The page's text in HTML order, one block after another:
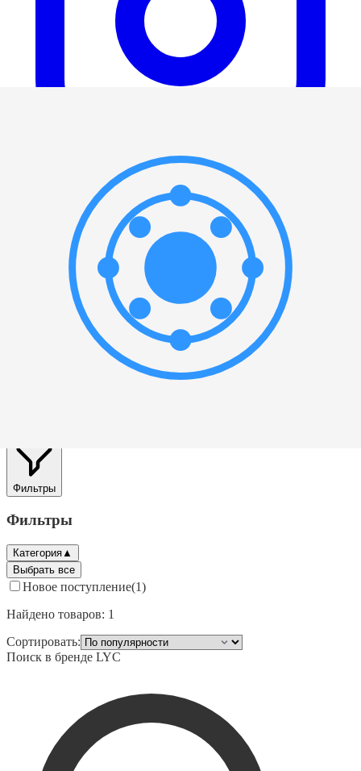
Главная
Бренды
Фильтры
Фильтры
Категория▲
Выбрать все
Новое поступление(1)
Найдено товаров: 1
Сортировать:
Поиск в бренде LYC